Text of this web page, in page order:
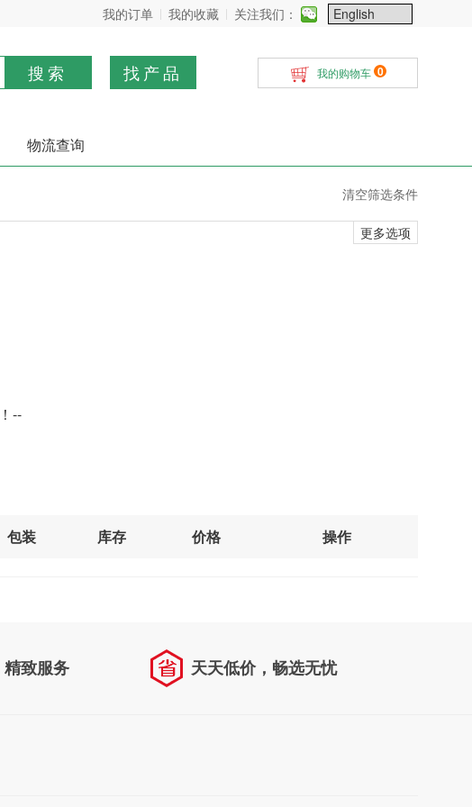
我的订单 我的收藏 关注我们：
搜索 找产品 我的购物车 0
物流查询
清空筛选条件
更多选项
--
包装 库存 价格 操作
精致服务 天天低价，畅选无忧